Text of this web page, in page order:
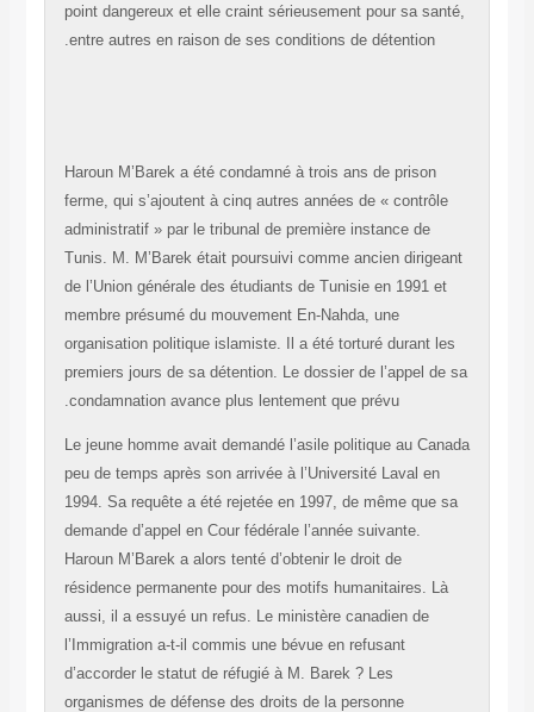
point dangereux et elle craint sérieusement pour
entre autres en raison de ses conditions de
Haroun M’Barek a été condamné à trois ans de
ferme, qui s’ajoutent à cinq autres années de «
administratif » par le tribunal de première instance
Tunis. M. M’Barek était poursuivi comme ancien
de l’Union générale des étudiants de Tunisie en
membre présumé du mouvement En-Nahda, une
organisation politique islamiste. Il a été torturé
premiers jours de sa détention. Le dossier de
condamnation avance plus lentement que prévu.
Le jeune homme avait demandé l’asile politique au
peu de temps après son arrivée à l’Université
1994. Sa requête a été rejetée en 1997, de même
demande d’appel en Cour fédérale l’année
Haroun M’Barek a alors tenté d’obtenir le droit de
résidence permanente pour des motifs
aussi, il a essuyé un refus. Le ministère canadien
l’Immigration a-t-il commis une bévue en refusant
d’accorder le statut de réfugié à M. Barek ? Les
organismes de défense des droits de la personne